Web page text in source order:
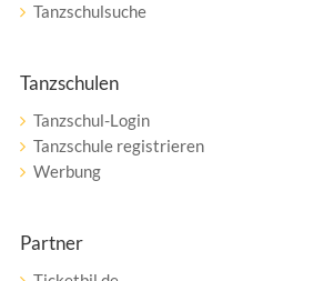
Tanzschulsuche
Tanzschulen
Tanzschul-Login
Tanzschule registrieren
Werbung
Partner